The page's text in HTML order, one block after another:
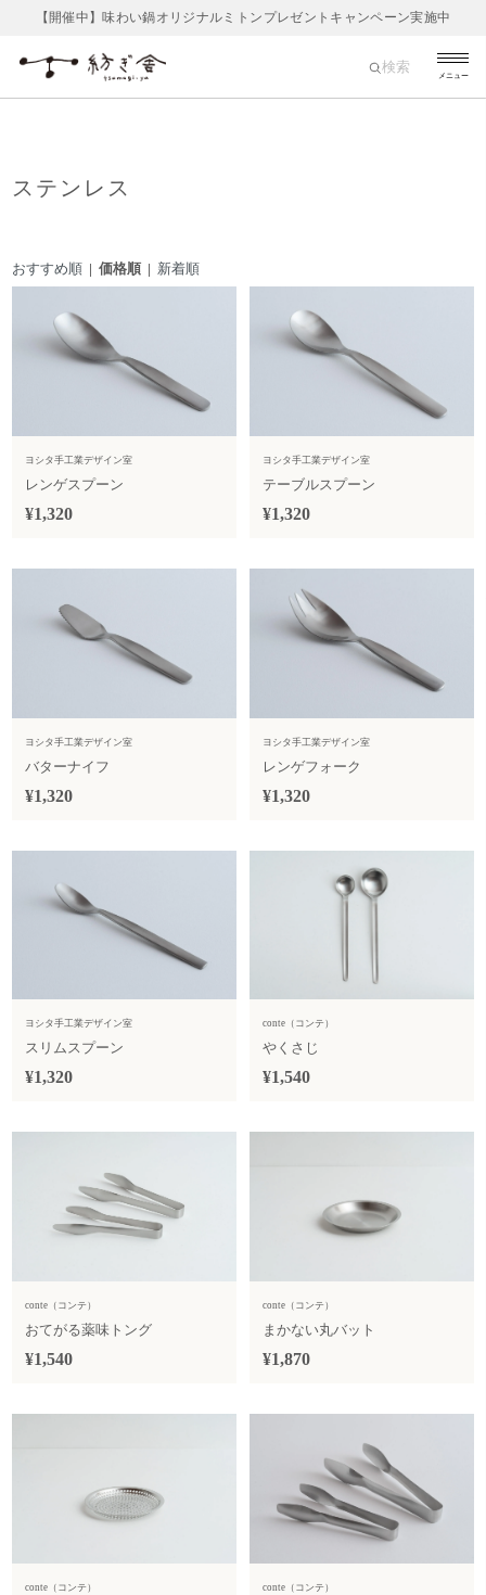
【開催中】味わい鍋オリジナルミトンプレゼントキャンペーン実施中
メニュー
検索
ステンレス
おすすめ順 | 価格順 | 新着順
ヨシタ手工業デザイン室
レンゲスプーン
¥1,320
ヨシタ手工業デザイン室
テーブルスプーン
¥1,320
ヨシタ手工業デザイン室
バターナイフ
¥1,320
ヨシタ手工業デザイン室
レンゲフォーク
¥1,320
ヨシタ手工業デザイン室
スリムスプーン
¥1,320
conte（コンテ）
やくさじ
¥1,540
conte（コンテ）
おてがる薬味トング
¥1,540
conte（コンテ）
まかない丸バット
¥1,870
conte（コンテ） conte（コンテ）